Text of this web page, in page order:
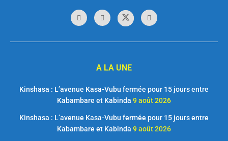
A LA UNE
Kinshasa : L’avenue Kasa-Vubu fermée pour 15 jours entre
Kabambare et Kabinda 9 août 2026
Kinshasa : L’avenue Kasa-Vubu fermée pour 15 jours entre
Kabambare et Kabinda 9 août 2026